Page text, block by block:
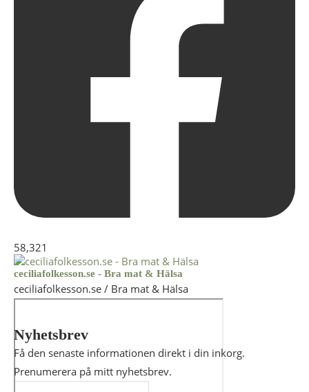
58,321
ceciliafolkesson.se - Bra mat & Hälsa
ceciliafolkesson.se / Bra mat & Hälsa
Nyhetsbrev
Få den senaste informationen direkt i din inkorg.
Prenumerera på mitt nyhetsbrev.